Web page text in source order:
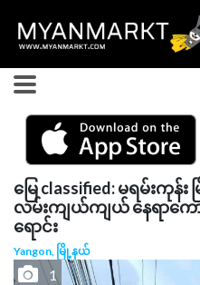
မြေ classified: မရမ်းကုန်
လမ်းကျယ်ကျယ် နေရာကော
ရောင်း
Yangon, မြို့နယ်
1